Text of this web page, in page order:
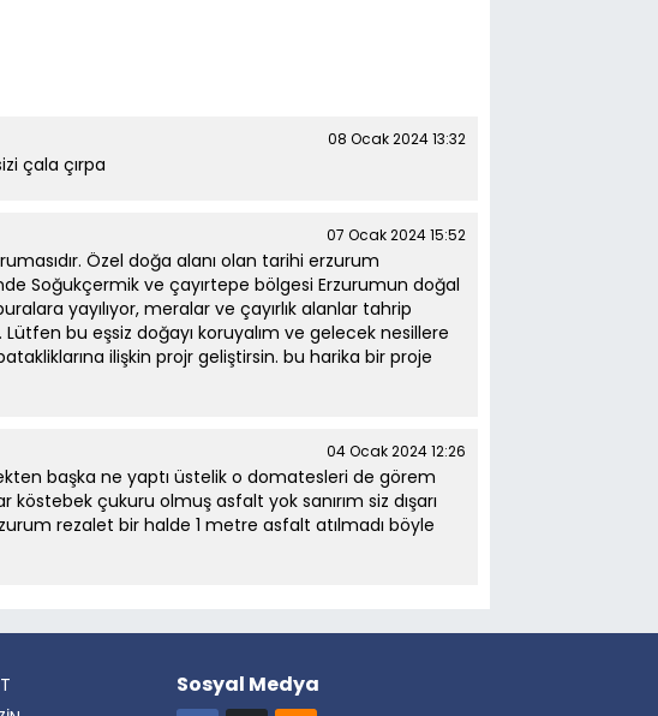
08 Ocak 2024 13:32
çala çırpa
07 Ocak 2024 15:52
Özel doğa alanı olan tarihi erzurum
Soğukçermik ve çayırtepe bölgesi Erzurumun doğal
yayılıyor, meralar ve çayırlık alanlar tahrip
bu eşsiz doğayı koruyalım ve gelecek nesillere
ilişkin projr geliştirsin. bu harika bir proje
04 Ocak 2024 12:26
başka ne yaptı üstelik o domatesleri de görem
çukuru olmuş asfalt yok sanırım siz dışarı
rezalet bir halde 1 metre asfalt atılmadı böyle
Sosyal Medya